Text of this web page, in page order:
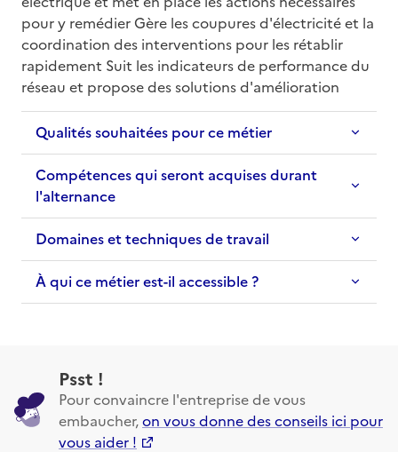
pour y remédier Gère les coupures d'électricité et la
coordination des interventions pour les rétablir
rapidement Suit les indicateurs de performance du
réseau et propose des solutions d'amélioration
Qualités souhaitées pour ce métier
Compétences qui seront acquises durant
l'alternance
Domaines et techniques de travail
À qui ce métier est-il accessible ?
Psst !
Pour convaincre l'entreprise de vous
embaucher,on vous donne des conseils ici pour
vous aider !